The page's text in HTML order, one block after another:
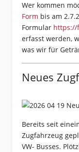
Wer kommen
Form bis am
Formular https://
erfasst werden,
was wir für
Neues
Bereits seit
Zugfahrzeug
VW- Busses.